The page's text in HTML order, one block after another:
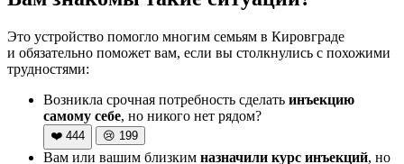
Это устройство помогло многим семьям в Кировграде
и обязательно поможет вам, если вы столкнулись с похожими
трудностями:
Возникла срочная потребность сделать инъекцию
самому себе, но никого нет рядом?
❤️ 444 😢 199
Вам или вашим близким назначили курс инъекций, но